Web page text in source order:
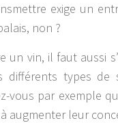
exige un
non ?
un vin, il faut aussi
différents types
vous par exemple
augmenter leur